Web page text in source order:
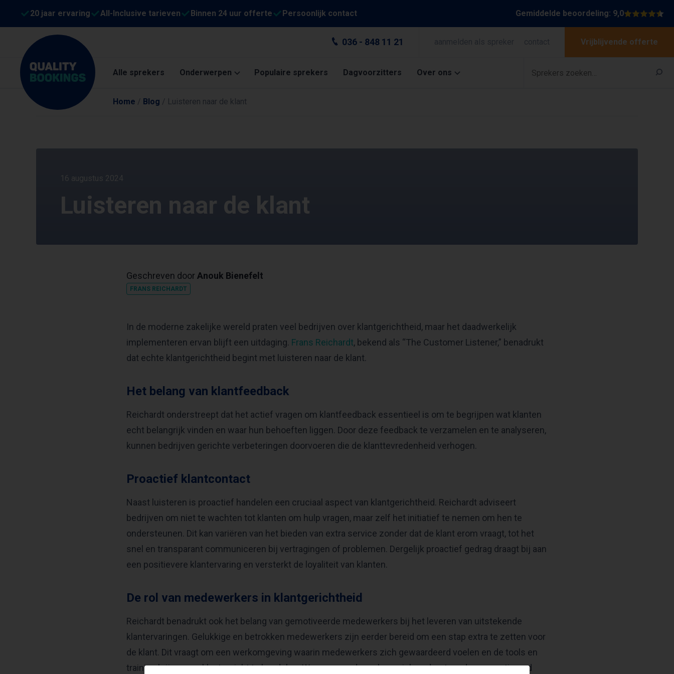
20 jaar ervaring All-Inclusive tarieven Binnen 24 uur offerte Persoonlijk contact Gemiddelde beoordeling: 9,0
036 - 848 11 21 Vrijblijvende offerte
Alle sprekers Onderwerpen Populaire sprekers Dagvoorzitters Over ons
Home / Blog / Luisteren naar de klant
16 augustus 2024
Luisteren naar de klant
Geschreven door Anouk Bienefelt
FRANS REICHARDT
In de moderne zakelijke wereld praten veel bedrijven over klantgerichtheid, maar het daadwerkelijk
implementeren ervan blijft een uitdaging. Frans Reichardt, bekend als “The Customer Listener,” benadrukt
dat echte klantgerichtheid begint met luisteren naar de klant.
Het belang van klantfeedback
Reichardt onderstreept dat het actief vragen om klantfeedback essentieel is om te begrijpen wat klanten
echt belangrijk vinden en waar hun behoeften liggen. Door deze feedback te verzamelen en te analyseren,
kunnen bedrijven gerichte verbeteringen doorvoeren die de klanttevredenheid verhogen.
Proactief klantcontact
Naast luisteren is proactief handelen een cruciaal aspect van klantgerichtheid. Reichardt adviseert
bedrijven om niet te wachten tot klanten om hulp vragen, maar zelf het initiatief te nemen om hen te
ondersteunen. Dit kan variëren van het bieden van extra service zonder dat de klant erom vraagt, tot het
snel en transparant communiceren bij vertragingen of problemen. Dergelijk proactief gedrag draagt bij aan
een positievere klantervaring en versterkt de loyaliteit van klanten.
De rol van medewerkers in klantgerichtheid
Reichardt benadrukt ook het belang van gemotiveerde medewerkers bij het leveren van uitstekende
klantervaringen. Gelukkige en betrokken medewerkers zijn eerder bereid om een stap extra te zetten voor
de klant. Dit vraagt om een werkomgeving waarin medewerkers zich gewaardeerd voelen en de tools en
training krijgen om klantgericht te handelen. Wanneer medewerkers zich ondersteund en gemotiveerd